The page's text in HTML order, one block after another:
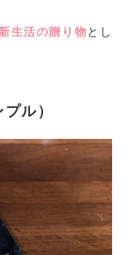
新生活の贈り物とし
ル）